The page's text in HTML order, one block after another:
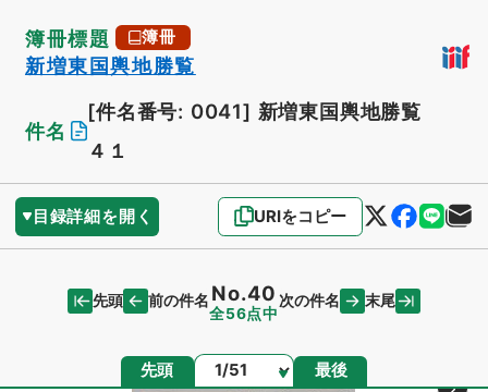
簿冊標題 簿冊
新増東国輿地勝覧
件名
[件名番号: 0041] 新増東国輿地勝覧
４１
目録詳細を開く URIをコピー
先頭 前の件名 No.40
全56点中
次の件名 末尾
先頭 ページ 最後